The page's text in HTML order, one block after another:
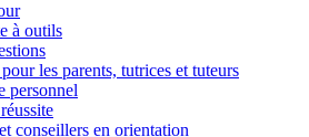
à outils
les parents, tutrices et tuteurs
personnel
conseillers en orientation